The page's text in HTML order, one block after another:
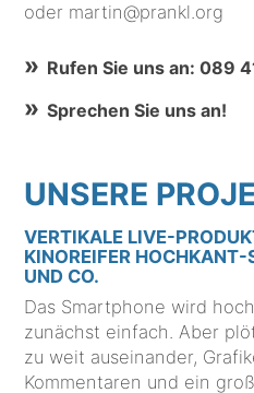
oder martin@prankl.org
Rufen Sie uns an: 089
Sprechen Sie uns an!
UNSERE
VERTIKALE LIVE-
KINOREIFER
UND CO.
Das Smartphone wird
zunächst einfach. Aber
zu weit auseinander,
Kommentaren und ein